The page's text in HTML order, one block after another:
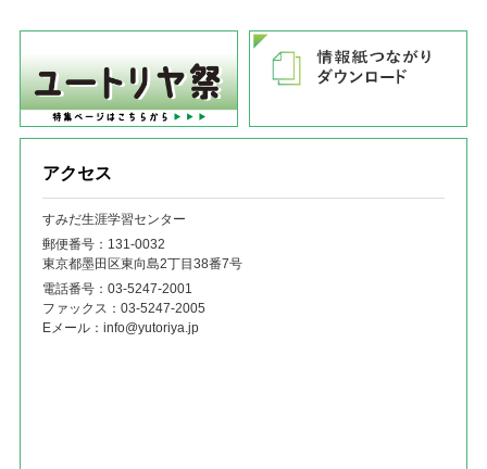
アクセス
すみだ生涯学習センター
郵便番号：131‐0032
東京都墨田区東向島2丁目38番7号
電話番号： 03-5247-2001
ファックス： 03-5247-2005
Eメール： info@yutoriya.jp